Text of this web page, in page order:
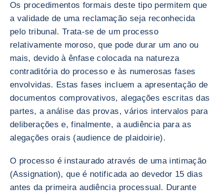
Os procedimentos formais deste tipo permitem que
a validade de uma reclamação seja reconhecida
pelo tribunal. Trata-se de um processo
relativamente moroso, que pode durar um ano ou
mais, devido à ênfase colocada na natureza
contraditória do processo e às numerosas fases
envolvidas. Estas fases incluem a apresentação de
documentos comprovativos, alegações escritas das
partes, a análise das provas, vários intervalos para
deliberações e, finalmente, a audiência para as
alegações orais (audience de plaidoirie).
O processo é instaurado através de uma intimação
(Assignation), que é notificada ao devedor 15 dias
antes da primeira audiência processual. Durante